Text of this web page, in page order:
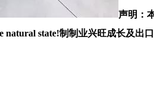
声明：
natural state!制制业兴旺成长及出